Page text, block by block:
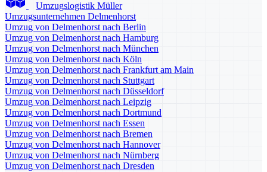
Umzugslogistik Müller
Umzugsunternehmen Delmenhorst
Umzug von Delmenhorst nach Berlin
Umzug von Delmenhorst nach Hamburg
Umzug von Delmenhorst nach München
Umzug von Delmenhorst nach Köln
Umzug von Delmenhorst nach Frankfurt am Main
Umzug von Delmenhorst nach Stuttgart
Umzug von Delmenhorst nach Düsseldorf
Umzug von Delmenhorst nach Leipzig
Umzug von Delmenhorst nach Dortmund
Umzug von Delmenhorst nach Essen
Umzug von Delmenhorst nach Bremen
Umzug von Delmenhorst nach Hannover
Umzug von Delmenhorst nach Nürnberg
Umzug von Delmenhorst nach Dresden